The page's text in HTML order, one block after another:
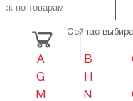
Сейчас
A B
G
H
M
N